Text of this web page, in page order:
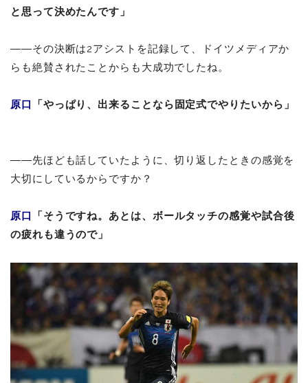
と思って決めたんです」
――その決断は2アシストを記録して、ドイツメディアか
らも絶賛されたことからも大成功でしたね。
原口 「やっぱり、出来ることなら固定式でやりたいから」
――先ほども話していたように、切り返したときの感覚を
大切にしているからですか？
原口
「そうですね。あとは、ボールタッチの感覚や試合後
の疲れも違うので」